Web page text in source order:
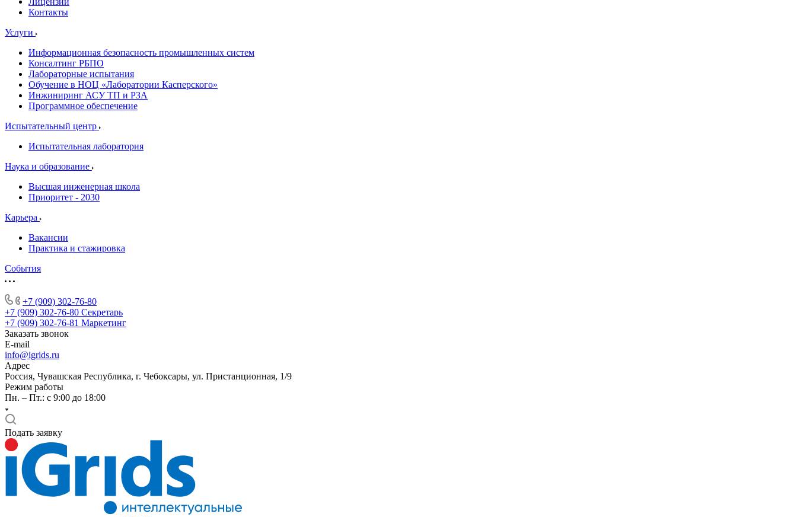
Контакты
Услуги
Информационная безопасность промышленных систем
Консалтинг РБПО
Лабораторные испытания
Обучение в НОЦ «Лаборатории Касперского»
Инжиниринг АСУ ТП и РЗА
Программное обеспечение
Испытательный центр
Испытательная лаборатория
Наука и образование
Высшая инженерная школа
Приоритет - 2030
Карьера
Вакансии
Практика и стажировка
События
+7 (909) 302-76-80
+7 (909) 302-76-80 Секретарь
+7 (909) 302-76-81 Маркетинг
Заказать звонок
E-mail
info@igrids.ru
Адрес
Россия, Чувашская Республика, г. Чебоксары, ул. Пристанционная, 1/9
Режим работы
Пн. – Пт.: с 9:00 до 18:00
Подать заявку